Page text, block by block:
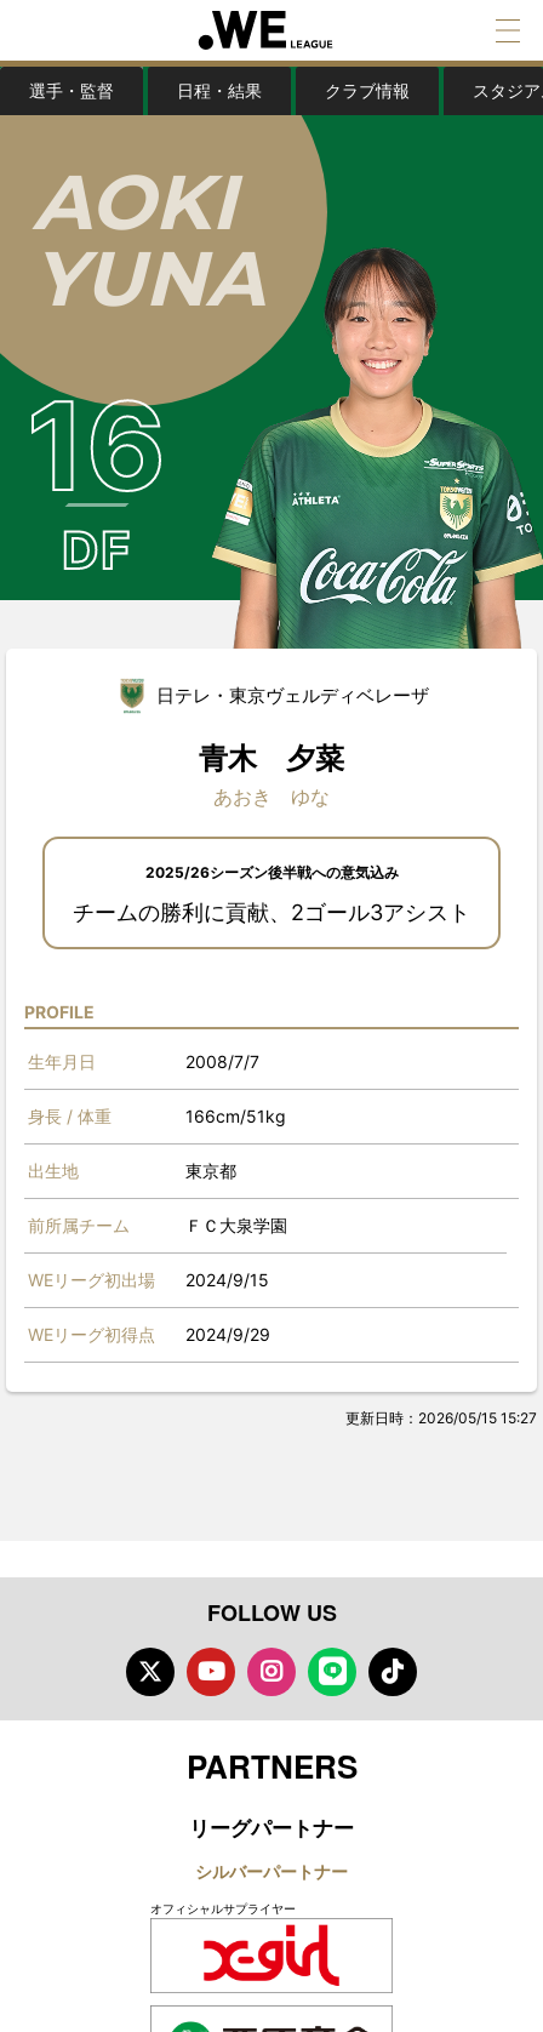
選手・監督 日程・結果 クラブ情報 スタジ
AOKI
YUNA
16
DF
日テレ・東京ヴェルディベレーザ
青木 夕菜
あおき ゆな
2025/26シーズン後半戦への意気込み
チームの勝利に貢献、2ゴール3アシスト
PROFILE
生年月日 2008/7/7
身長 / 体重 166cm/51kg
出生地 東京都
前所属チーム ＦＣ大泉学園
WEリーグ初出場 2024/9/15
WEリーグ初得点 2024/9/29
更新日時：2026/05/15 15:27
FOLLOW US
TwitterYoutubeInstagram
LINE TikTok
PARTNERS
リーグパートナー
シルバーパートナー
オフィシャルサプライヤー